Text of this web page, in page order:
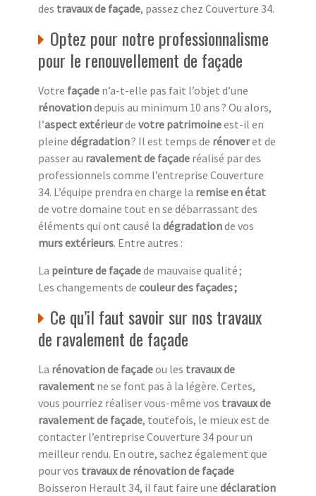
des travaux de façade, passez chez Couverture 34.
Optez pour notre professionnalisme
pour le renouvellement de façade
Votre façade n’a-t-elle pas fait l’objet d’une
rénovationdepuis au minimum 10 ans ? Ou alors,
l’aspect extérieurde votre patrimoineest-il en
pleine dégradation? Il est temps de rénoveret de
passer au ravalement de façade réalisé par des
professionnels comme l’entreprise Couverture
34. L’équipe prendra en charge la remise en état
de votre domaine tout en se débarrassant des
éléments qui ont causé la dégradationde vos
murs extérieurs. Entre autres :
La peinture de façadede mauvaise qualité ;
Les changements de couleur des façades ;
Ce qu’il faut savoir sur nos travaux
de ravalement de façade
La rénovation de façadeou les travaux de
ravalement ne se font pas à la légère. Certes,
vous pourriez réaliser vous-même vos travaux de
ravalement de façade, toutefois, le mieux est de
contacter l’entreprise Couverture 34 pour un
meilleur rendu. En outre, sachez également que
pour vos travaux de rénovation de façade
Boisseron Herault 34, il faut faire une déclaration